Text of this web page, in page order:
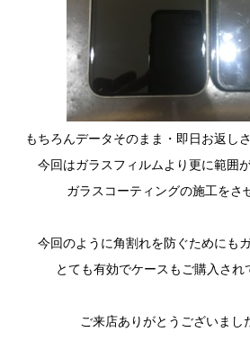
もちろんデータそのまま・即日お返し
今回はガラスフィルムより更に範囲
ガラスコーティングの施工をさ
今回のように角割れを防ぐためにも
とても有効でケースもご購入され
ご来店ありがとうございまし